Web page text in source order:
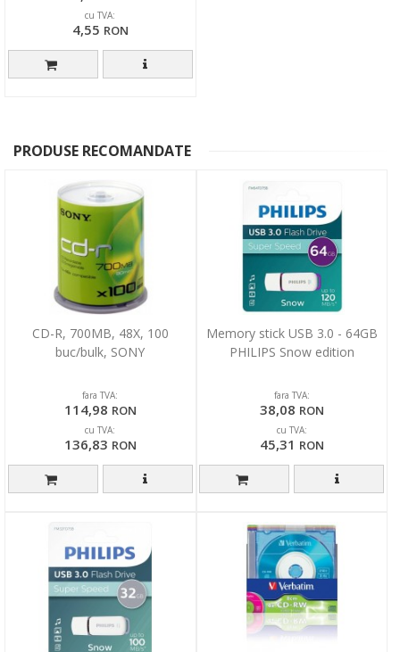
cu TVA:
4,55 RON
PRODUSE RECOMANDATE
CD-R, 700MB, 48X, 100
buc/bulk, SONY
fara TVA:
114,98 RON
cu TVA:
136,83 RON
Memory stick USB 3.0 - 64GB
PHILIPS Snow edition
fara TVA:
38,08 RON
cu TVA:
45,31 RON